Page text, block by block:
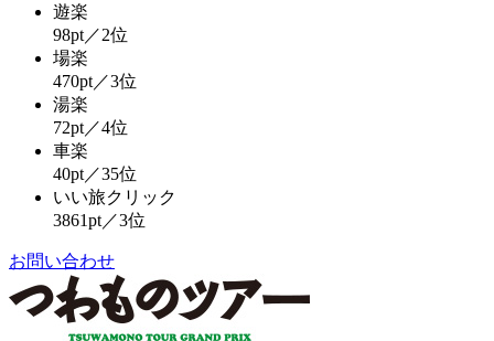
遊楽
98pt／2位
場楽
470pt／3位
湯楽
72pt／4位
車楽
40pt／35位
いい旅クリック
3861pt／3位
お問い合わせ